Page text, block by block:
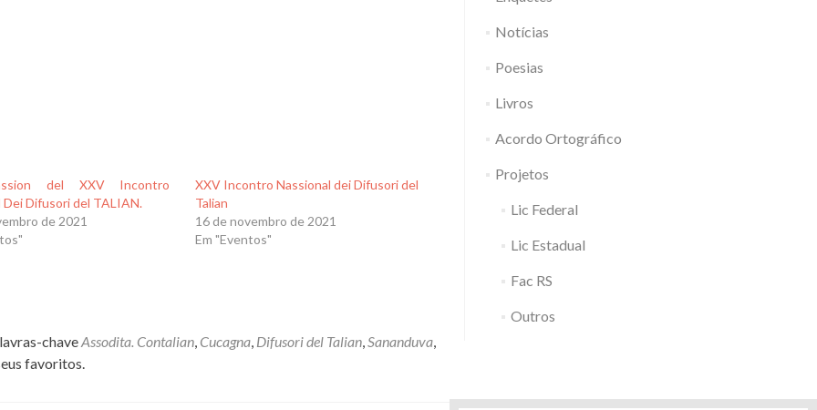
del XXV Incontro
Dei Difusori del TALIAN.
de 2021
XXV Incontro Nassional dei Difusori del
Talian
16 de novembro de 2021
Em "Eventos"
chaveAssodita. Contalian, Cucagna, Difusori del Talian,Sananduva,
favoritos.
Notícias
Poesias
Livros
Acordo Ortográfico
Projetos
Lic Federal
Lic Estadual
Fac RS
Outros